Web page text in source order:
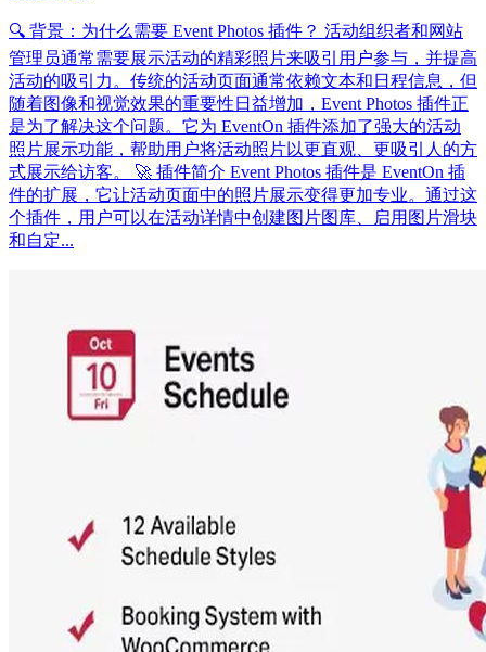
🔍 背景：为什么需要 Event Photos 插件？ 活动组织者和网站
管理员通常需要展示活动的精彩照片来吸引用户参与，并提高
活动的吸引力。传统的活动页面通常依赖文本和日程信息，但
随着图像和视觉效果的重要性日益增加，Event Photos 插件正
是为了解决这个问题。它为 EventOn 插件添加了强大的活动
照片展示功能，帮助用户将活动照片以更直观、更吸引人的方
式展示给访客。 🚀 插件简介 Event Photos 插件是 EventOn 插
件的扩展，它让活动页面中的照片展示变得更加专业。通过这
个插件，用户可以在活动详情中创建图片图库、启用图片滑块
和自定...